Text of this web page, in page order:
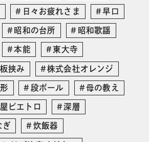
日々お疲れさま 早口
昭和の台所 昭和歌謡
本能 東大寺
板挟み 株式会社オレンジ
段ボール 母の教え
ピエトロ 深層
ぎ 炊飯器